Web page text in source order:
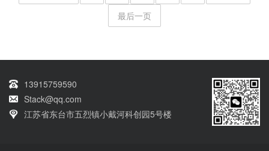
最后一页
13915759590
Stack@qq.com
江苏省东台市五烈镇小戴河科创园5号楼